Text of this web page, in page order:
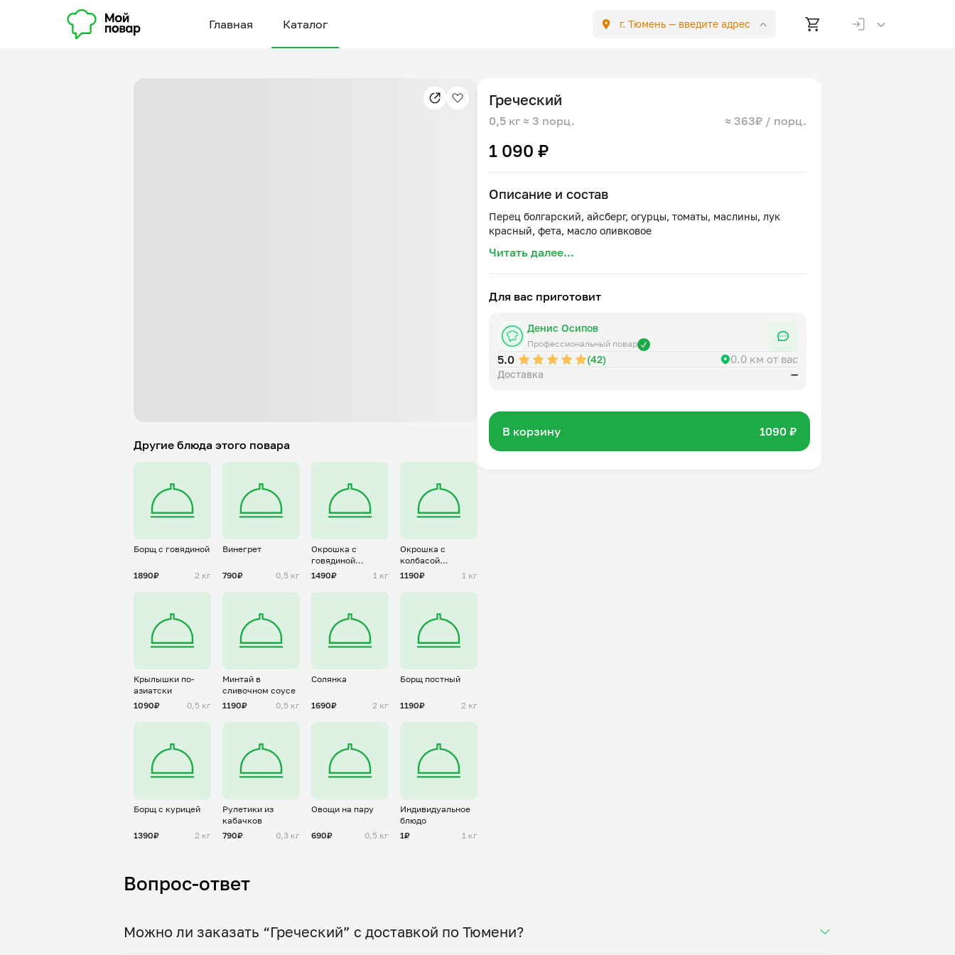
Главная Каталог г. Тюмень — введите адрес
Другие блюда этого повара
Борщ с говядиной
1890₽ 2 кг
Винегрет
790₽ 0,5 кг
Окрошка с
говядиной
(нарезка)
1490₽ 1 кг
Окрошка с
колбасой
(нарезка)
1190₽ 1 кг
Крылышки по-
азиатски
1090₽
0,5 кг
Минтай в
сливочном соусе
1190₽
0,5 кг
Солянка
1690₽ 2 кг
Борщ постный
1190₽ 2 кг
Борщ с курицей
1390₽ 2 кг
Рулетики из
кабачков
790₽
0,3 кг
Овощи на пару
690₽ 0,5 кг
Индивидуальное
блюдо
1₽
1 кг
Греческий
0,5 кг ≈ 3 порц. ≈ 363₽ / порц.
1 090 ₽
Описание и состав
Перец болгарский, айсберг, огурцы, томаты, маслины, лук
Читать далее...
Для вас приготовит
Денис Осипов
Профессиональный повар
5.0 (42) 0.0 км от вас
Доставка —
В корзину 1090 ₽
Вопрос-ответ
Можно ли заказать “Греческий” с доставкой по Тюмени?